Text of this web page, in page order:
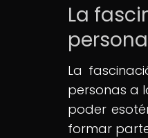
La
La
personas a
poder
formar